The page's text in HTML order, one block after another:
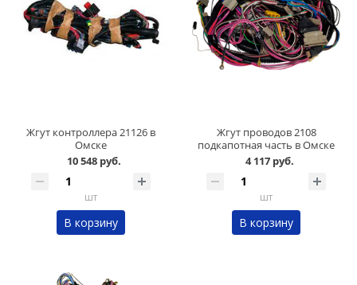
Жгут контроллера 21126 в
Омске
10 548 руб.
шт
В корзину
Жгут проводов 2108
подкапотная часть в Омске
4 117 руб.
шт
В корзину